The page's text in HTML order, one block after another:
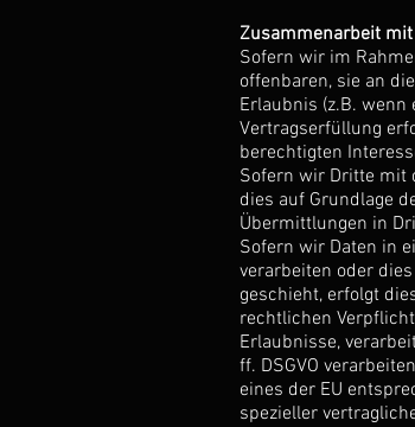
Zusammenarbeit
Sofern wir im
offenbaren, sie an
Erlaubnis (z.B.
Vertragserfüllung
berechtigten
Sofern wir Dritte mit
dies auf Grundlage
Übermittlungen in
Sofern wir Daten in
verarbeiten oder
geschieht, erfolgt
rechtlichen
Erlaubnisse,
ff. DSGVO
eines der EU
spezieller